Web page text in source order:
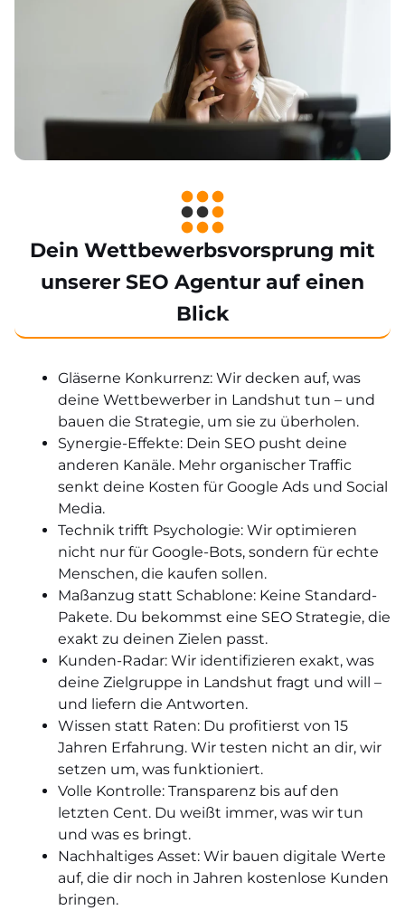
Dein Wettbewerbsvorsprung mit
unserer SEO Agentur auf einen
Blick
Gläserne Konkurrenz: Wir decken auf, was
deine Wettbewerber in Landshut tun – und
bauen die Strategie, um sie zu überholen.
Synergie-Effekte: Dein SEO pusht deine
anderen Kanäle. Mehr organischer Traffic
senkt deine Kosten für Google Ads und Social
Media.
Technik trifft Psychologie: Wir optimieren
nicht nur für Google-Bots, sondern für echte
Menschen, die kaufen sollen.
Maßanzug statt Schablone: Keine Standard-
Pakete. Du bekommst eine SEO Strategie, die
exakt zu deinen Zielen passt.
Kunden-Radar: Wir identifizieren exakt, was
deine Zielgruppe in Landshut fragt und will –
und liefern die Antworten.
Wissen statt Raten: Du profitierst von 15
Jahren Erfahrung. Wir testen nicht an dir, wir
setzen um, was funktioniert.
Volle Kontrolle: Transparenz bis auf den
letzten Cent. Du weißt immer, was wir tun
und was es bringt.
Nachhaltiges Asset: Wir bauen digitale Werte
auf, die dir noch in Jahren kostenlose Kunden
bringen.